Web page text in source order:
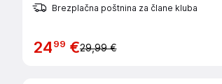
Brezplačna poštnina za člane kluba
2499 €29,99 €